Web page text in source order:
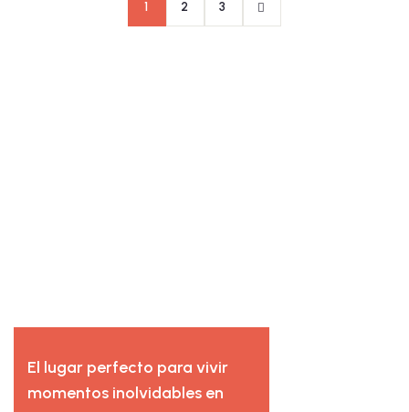
1 2 3
El lugar perfecto para vivir
momentos inolvidables en